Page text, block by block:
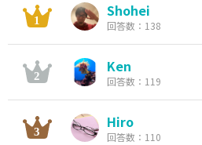
Shohei
回答数：138
Ken
回答数：119
Hiro
回答数：110